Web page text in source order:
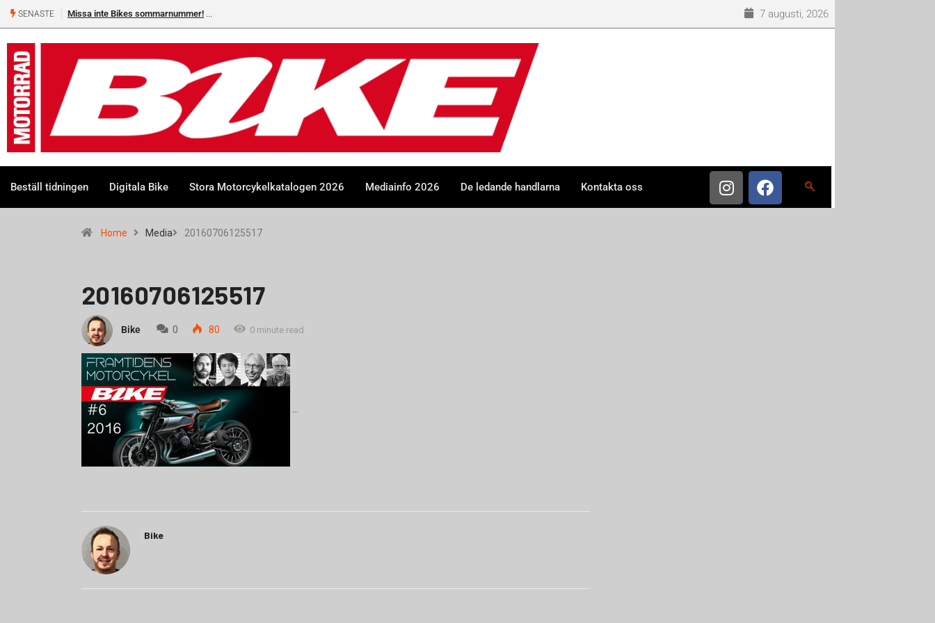
SENASTE Missa inte Bikes sommarnummer! 7 augusti, 2026
Beställ tidningen Digitala Bike Stora Motorcykelkatalogen 2026 Mediainfo 2026 De ledande handlarna Kontakta oss
Home Media 20160706125517
20160706125517
Bike 0 80 0 minute read
Bike